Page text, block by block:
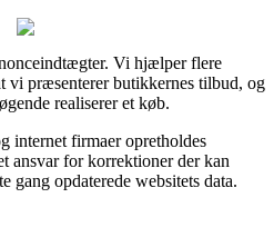
Vi hjælper flere
vi præsenterer butikkernes tilbud, og
realiserer et køb.
internet firmaer opretholdes
ansvar for korrektioner der kan
gang opdaterede websitets data.